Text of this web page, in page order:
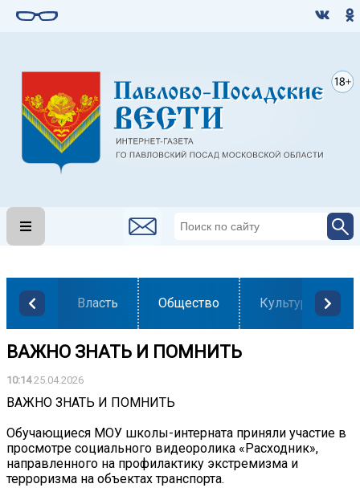
Власть Общество Культура
ВАЖНО ЗНАТЬ И ПОМНИТЬ
10:1425.04.2026
ВАЖНО ЗНАТЬ И ПОМНИТЬ
Обучающиеся МОУ школы-интерната приняли участие в
просмотре социального видеоролика «Расходник»,
направленного на профилактику экстремизма и
терроризма на объектах транспорта.